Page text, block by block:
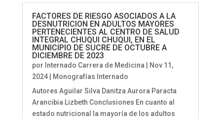
FACTORES DE RIESGO ASOCIADOS A LA
DESNUTRICION EN ADULTOS MAYORES
PERTENECIENTES AL CENTRO DE SALUD
INTEGRAL CHUQUI CHUQUI, EN EL
MUNICIPIO DE SUCRE DE OCTUBRE A
DICIEMBRE DE 2023
por Internado Carrera de Medicina
Nov 11,
2024|
Monografías Internado
Autores Aguilar Silva Danitza Aurora Paracta
Arancibia Lizbeth Conclusiones En cuanto al
estado nutricional la mayoría de los adultos